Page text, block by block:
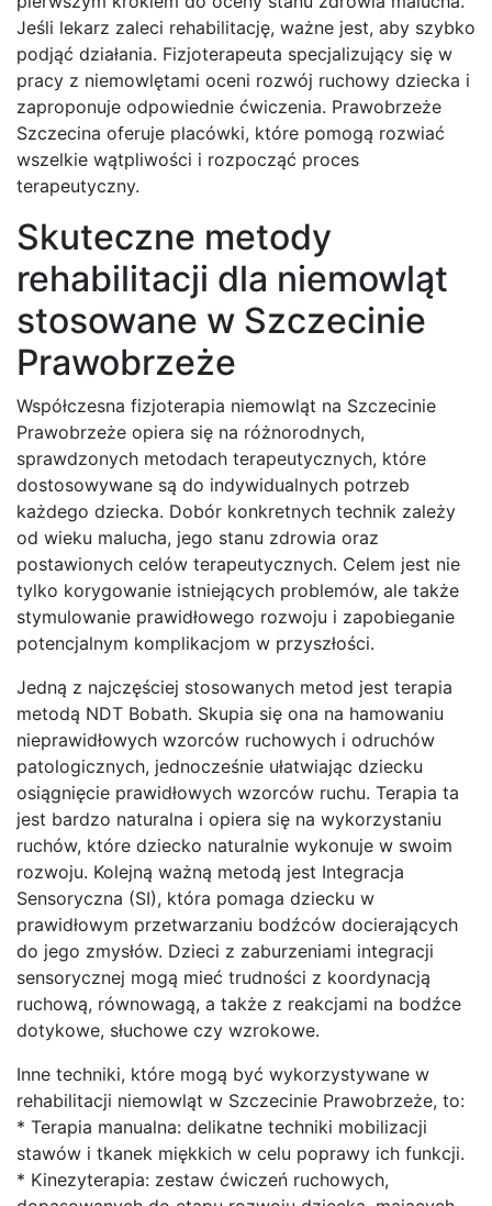
Jeśli lekarz zaleci rehabilitację, ważne jest, aby szybko
podjąć działania. Fizjoterapeuta specjalizujący się w
pracy z niemowlętami oceni rozwój ruchowy dziecka i
zaproponuje odpowiednie ćwiczenia. Prawobrzeże
Szczecina oferuje placówki, które pomogą rozwiać
wszelkie wątpliwości i rozpocząć proces
terapeutyczny.
Skuteczne metody
rehabilitacji dla niemowląt
stosowane w Szczecinie
Prawobrzeże
Współczesna fizjoterapia niemowląt na Szczecinie
Prawobrzeże opiera się na różnorodnych,
sprawdzonych metodach terapeutycznych, które
dostosowywane są do indywidualnych potrzeb
każdego dziecka. Dobór konkretnych technik zależy
od wieku malucha, jego stanu zdrowia oraz
postawionych celów terapeutycznych. Celem jest nie
tylko korygowanie istniejących problemów, ale także
stymulowanie prawidłowego rozwoju i zapobieganie
potencjalnym komplikacjom w przyszłości.
Jedną z najczęściej stosowanych metod jest terapia
metodą NDT Bobath. Skupia się ona na hamowaniu
nieprawidłowych wzorców ruchowych i odruchów
patologicznych, jednocześnie ułatwiając dziecku
osiągnięcie prawidłowych wzorców ruchu. Terapia ta
jest bardzo naturalna i opiera się na wykorzystaniu
ruchów, które dziecko naturalnie wykonuje w swoim
rozwoju. Kolejną ważną metodą jest Integracja
Sensoryczna (SI), która pomaga dziecku w
prawidłowym przetwarzaniu bodźców docierających
do jego zmysłów. Dzieci z zaburzeniami integracji
sensorycznej mogą mieć trudności z koordynacją
ruchową, równowagą, a także z reakcjami na bodźce
dotykowe, słuchowe czy wzrokowe.
Inne techniki, które mogą być wykorzystywane w
rehabilitacji niemowląt w Szczecinie Prawobrzeże, to:
* Terapia manualna: delikatne techniki mobilizacji
stawów i tkanek miękkich w celu poprawy ich funkcji.
* Kinezyterapia: zestaw ćwiczeń ruchowych,